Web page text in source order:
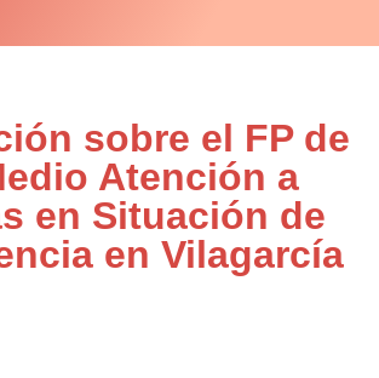
sobre el FP de
Atención a
en Situación de
en Vilagarcía